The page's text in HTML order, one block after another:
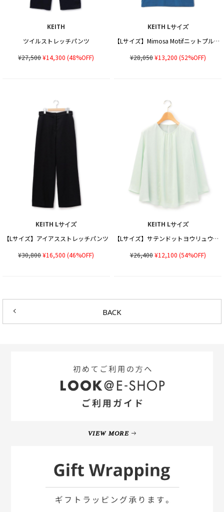
KEITH
ツイルストレッチパンツ
¥27,500¥14,300 (48%OFF)
KEITH Lサイズ
【Lサイズ】Mimosa Motifニットプルオーバー
¥28,050¥13,200 (52%OFF)
KEITH Lサイズ
【Lサイズ】アイアスストレッチパンツ
¥30,800¥16,500 (46%OFF)
KEITH Lサイズ
【Lサイズ】サテンドットヨウリュウブラウス
¥26,400¥12,100 (54%OFF)
BACK
VIEW MORE